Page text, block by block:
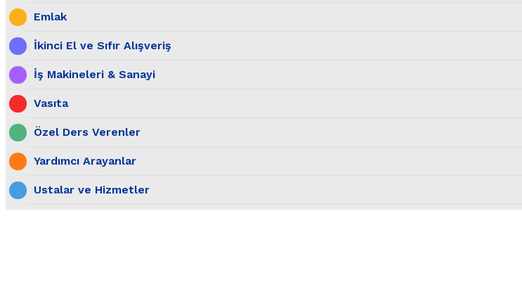
Emlak
İkinci El ve Sıfır Alışveriş
İş Makineleri & Sanayi
Vasıta
Özel Ders Verenler
Yardımcı Arayanlar
Ustalar ve Hizmetler